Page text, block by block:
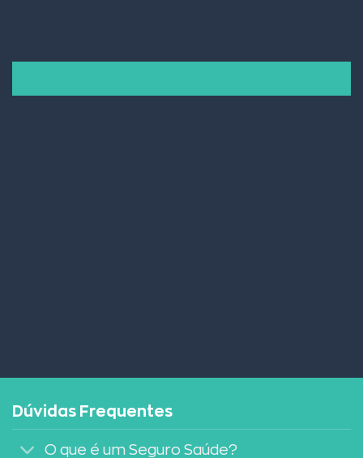
Dúvidas Frequentes
O que é um Seguro Saúde?